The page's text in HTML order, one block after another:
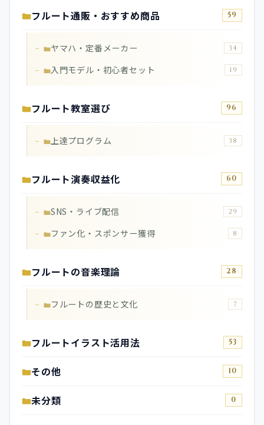
フルート通販・おすすめ商品 59
ヤマハ・定番メーカー 34
入門モデル・初心者セット 19
フルート教室選び 96
上達プログラム 38
フルート演奏収益化 60
SNS・ライブ配信 29
ファン化・スポンサー獲得 8
フルートの音楽理論 28
フルートの歴史と文化 7
フルートイラスト活用法 53
その他 10
未分類 0